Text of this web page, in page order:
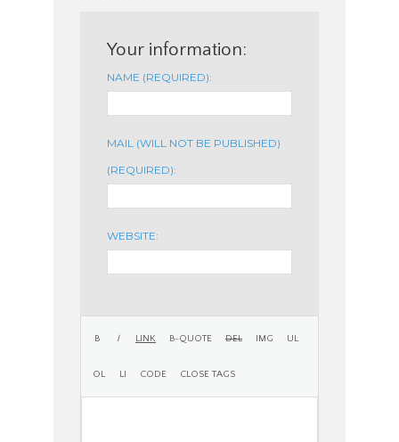
Your information:
NAME (REQUIRED):
MAIL (WILL NOT BE PUBLISHED)
(REQUIRED):
WEBSITE: